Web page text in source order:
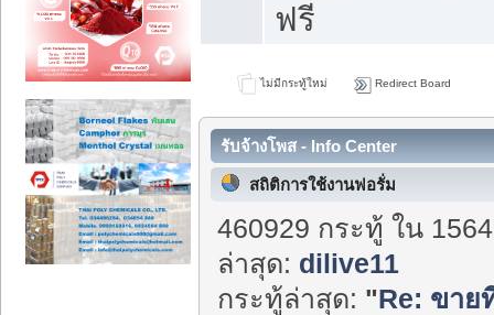
ฟรี
ไม่มีกระทู้ใหม่ Redirect Board
รับจ้างโพส - Info Center
สถิติการใช้งานฟอรั่ม
460929 กระทู้ ใน
ล่าสุด: dilive11
กระทู้ล่าสุด: "Re: ขาย